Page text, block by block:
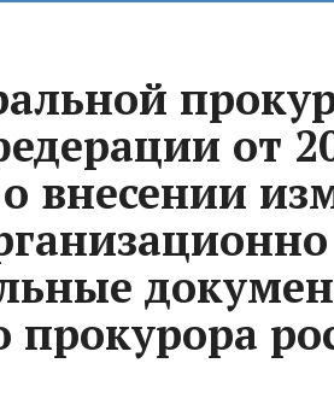
от
внесении
прокурора